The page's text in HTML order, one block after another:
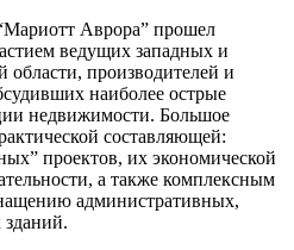
Аврора” прошел
ведущих западных и
области, производителей и
наиболее острые
недвижимости. Большое
составляющей:
проектов, их экономической
а также комплексным
административных,